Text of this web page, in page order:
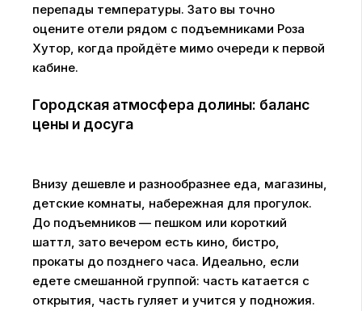
перепады температуры. Зато вы точно
оцените отели рядом с подъемниками Роза
Хутор, когда пройдёте мимо очереди к первой
кабине.
Городская атмосфера долины: баланс
цены и досуга
Внизу дешевле и разнообразнее еда, магазины,
детские комнаты, набережная для прогулок.
До подъемников — пешком или короткий
шаттл, зато вечером есть кино, бистро,
прокаты до позднего часа. Идеально, если
едете смешанной группой: часть катается с
открытия, часть гуляет и учится у подножия.